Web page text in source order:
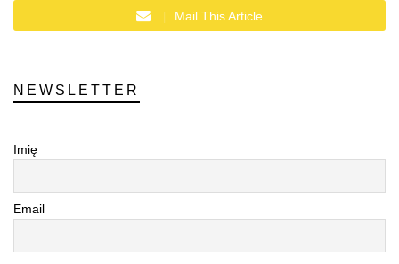
Mail This Article
NEWSLETTER
Imię
Email